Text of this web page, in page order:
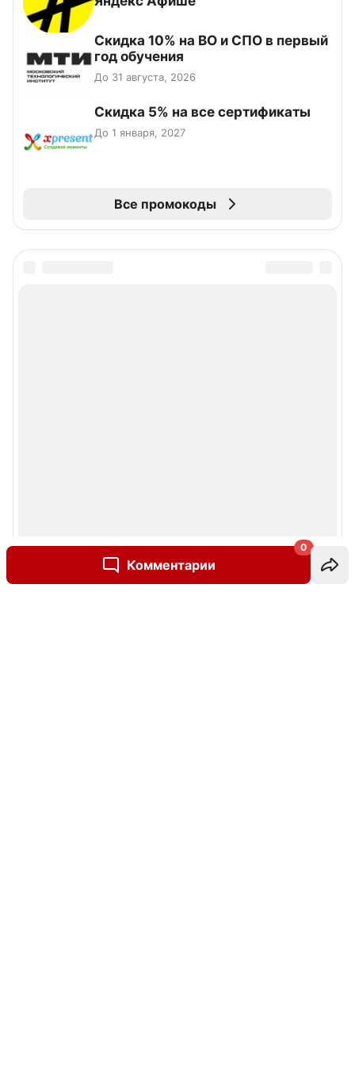
Комментарии
0
Скидка 10% на ВО и СПО в первый
год обучения
До 31 августа, 2026
Скидка 5% на все сертификаты
До 1 января, 2027
Все промокоды